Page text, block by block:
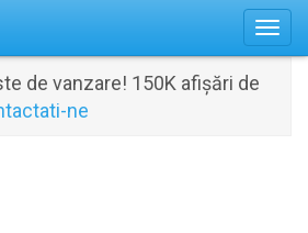
de vanzare! 150K afișări de
ne